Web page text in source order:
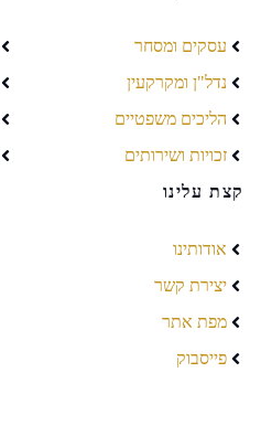
עסקים ומסחר
נדל"ן ומקרקעין
הליכים משפטיים
זכויות ושירותים
קצת עלינו
אודותינו
יצירת קשר
מפת אתר
פייסבוק